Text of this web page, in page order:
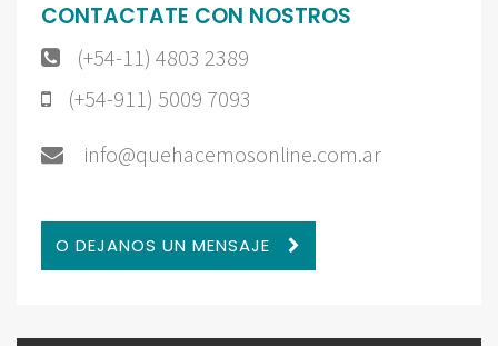
CONTACTATE CON NOSTROS
(+54-11) 4803 2389
(+54-911) 5009 7093
info@quehacemosonline.com.ar
O DEJANOS UN MENSAJE